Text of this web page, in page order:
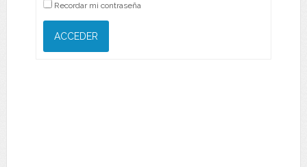
Recordar mi contraseña
ACCEDER